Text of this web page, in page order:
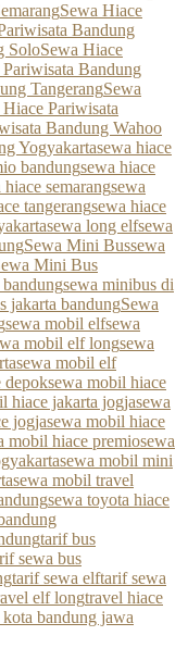
Sewa Hiace
Bandung
SoloSewa Hiace
Bandung
TangerangSewa
Hiace Pariwisata
Bandung Wahoo
Yogyakartasewa hiace
bandungsewa hiace
hiace semarangsewa
tangerangsewa hiace
sewa long elfsewa
Sewa Mini Bussewa
Mini Bus
sewa minibus di
jakarta bandungSewa
sewa mobil elfsewa
mobil elf longsewa
sewa mobil elf
depoksewa mobil hiace
hiace jakarta jogjasewa
jogjasewa mobil hiace
mobil hiace premiosewa
sewa mobil mini
sewa mobil travel
sewa toyota hiace
tarif bus
sewa bus
tarif sewa elftarif sewa
elf longtravel hiace
bandung jawa